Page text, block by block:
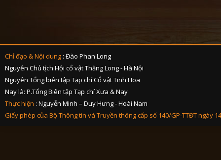
Chỉ đạo & Nội dung : Đào Phan Long
Nguyên Chủ tịch Hội cổ vật Thăng Long - Hà Nội
Nguyên Tổng biên tập Tạp chí Cổ vật Tinh Hoa
Nay là: P.Tổng Biên tập Tạp chí Xưa & Nay
Thực hiện : Nguyễn Minh – Duy Hưng - Hoài Nam
Giấy phép của Bộ Thông tin và Truyền thông cấp số 140/GP-TTĐT ngày